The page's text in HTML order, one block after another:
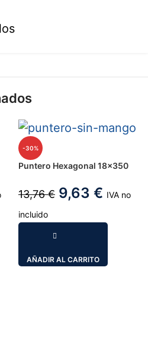
-30%
Puntero Hexagonal 18×350
13,76€ 9,63 € IVA no
incluido
AÑADIR AL CARRITO